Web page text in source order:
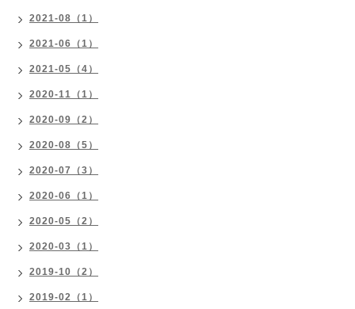
2021-08（1）
2021-06（1）
2021-05（4）
2020-11（1）
2020-09（2）
2020-08（5）
2020-07（3）
2020-06（1）
2020-05（2）
2020-03（1）
2019-10（2）
2019-02（1）